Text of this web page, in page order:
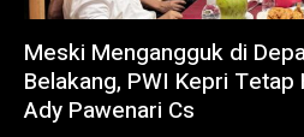
Meski Mengangguk di
Belakang, PWI Kepri Tetap
Ady Pawenari Cs